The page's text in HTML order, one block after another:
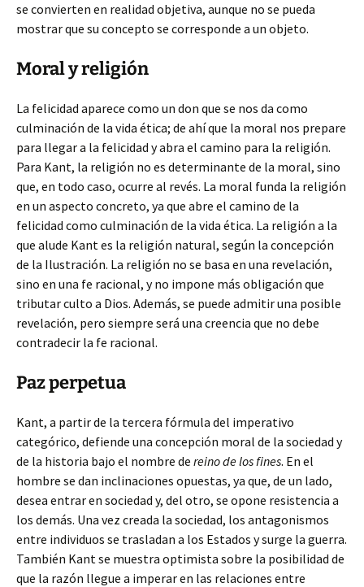
se convierten en realidad objetiva, aunque no se pueda
mostrar que su concepto se corresponde a un objeto.
Moral y religión
La felicidad aparece como un don que se nos da como
culminación de la vida ética; de ahí que la moral nos prepare
para llegar a la felicidad y abra el camino para la religión.
Para Kant, la religión no es determinante de la moral, sino
que, en todo caso, ocurre al revés. La moral funda la religión
en un aspecto concreto, ya que abre el camino de la
felicidad como culminación de la vida ética. La religión a la
que alude Kant es la religión natural, según la concepción
de la Ilustración. La religión no se basa en una revelación,
sino en una fe racional, y no impone más obligación que
tributar culto a Dios. Además, se puede admitir una posible
revelación, pero siempre será una creencia que no debe
contradecir la fe racional.
Paz perpetua
Kant, a partir de la tercera fórmula del imperativo
categórico, defiende una concepción moral de la sociedad y
de la historia bajo el nombre de reino de los fines. En el
hombre se dan inclinaciones opuestas, ya que, de un lado,
desea entrar en sociedad y, del otro, se opone resistencia a
los demás. Una vez creada la sociedad, los antagonismos
entre individuos se trasladan a los Estados y surge la guerra.
También Kant se muestra optimista sobre la posibilidad de
que la razón llegue a imperar en las relaciones entre